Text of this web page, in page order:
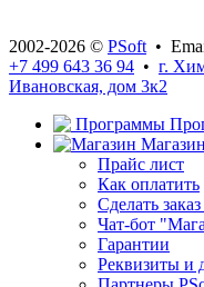
2002-2026 © PSoft •
+7 499 643 36 94 • г.
Ивановская, дом 3к2
Магазин
Прайс лист
Как оплатить
Сделать
Чат-бот
Гарантии
Реквизиты и